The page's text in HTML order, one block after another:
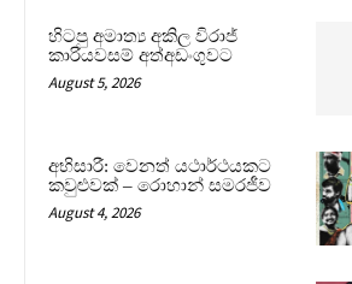
හිටපු අමාත්‍ය අකිල විරාජ්
කාරියවසම් අත්අඩංගුවට
August 5, 2026
අභිසාරී: වෙනත් යථාර්ථයකට
කවුළුවක් – රොහාන් සමරජීව
August 4, 2026